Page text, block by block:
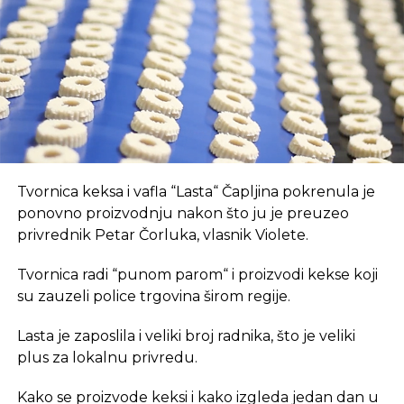
SLIČNE TEME:
SLEDEĆI
Saudijska Arabija planira da „premosti“
Crveno more
NE PROPUSTITE
Regionalni lideri sutra na Sajmu privrede
suvremeni način rada.
REKLAMA
U coworking prostoru, radnici su okruženi sličnim
profesionalcima, što potiče produktivnost i radnu
atmosferu koju je teško postići u kućnom
Dodatna prednost coworkinga je umrežavanje i
prostoru omogućava razmjenu ideja, kontakata i
suradnji, čime coworking prostor postaje inkubator
Tvornica keksa i vafla “Lasta“ Čapljina pokrenula je
ponovno proizvodnju nakon što ju je preuzeo
privrednik Petar Čorluka, vlasnik Violete.
Tvornica radi “punom parom“ i proizvodi kekse koji
su zauzeli police trgovina širom regije.
Lasta je zaposlila i veliki broj radnika, što je veliki
plus za lokalnu privredu.
Kako se proizvode keksi i kako izgleda jedan dan u